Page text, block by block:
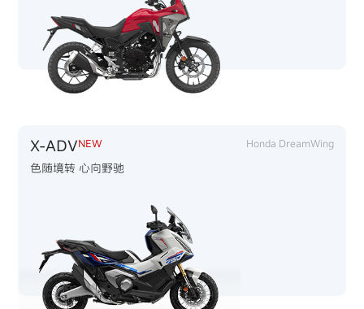
X-ADVNEW Honda DreamWing
色随境转 心向野驰